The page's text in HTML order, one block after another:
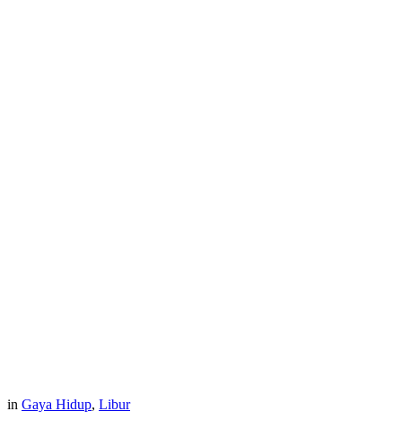
in Gaya Hidup, Libur